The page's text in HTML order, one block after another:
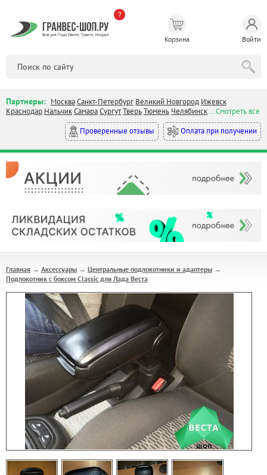
?
Корзина Войти
Партнеры: МоскваСанкт-Петербург Великий Новгород Ижевск
Краснодар НальчикСамараСургутТверьТюмень Челябинск...Смотреть все
Проверенные отзывы
Оплата при получении
Главная → Аксессуары → Центральные подлокотники и адаптеры →
Подлокотник с боксом Classic для Лада Веста